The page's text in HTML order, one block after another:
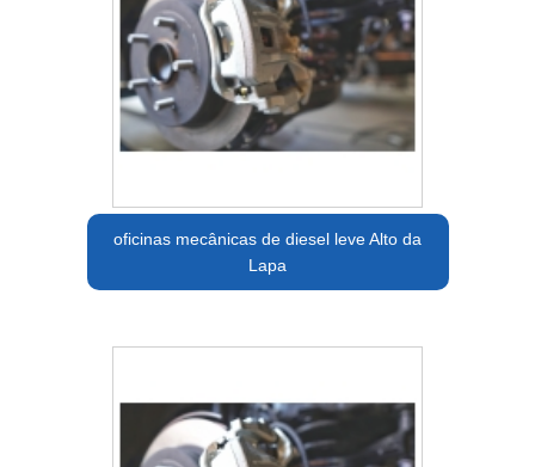
oficinas mecânicas de diesel leve Alto da
Lapa